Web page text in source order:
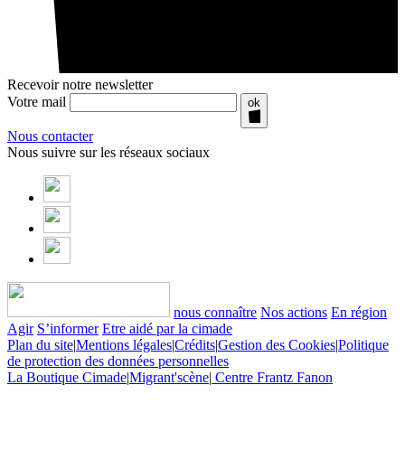
Recevoir notre newsletter
Votre mail
ok
Nous contacter
Nous suivre sur les réseaux sociaux
nous connaître Nos actions En région
Agir S’informer Etre aidé par la cimade
Plan du site|Mentions légales|Crédits|Gestion des Cookies|Politique
de protection des données personnelles
La Boutique Cimade|Migrant'scène| Centre Frantz Fanon